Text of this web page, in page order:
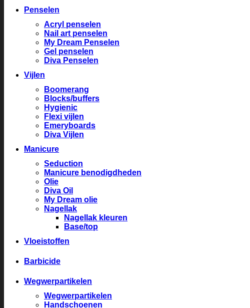
Penselen
Acryl penselen
Nail art penselen
My Dream Penselen
Gel penselen
Diva Penselen
Vijlen
Boomerang
Blocks/buffers
Hygienic
Flexi vijlen
Emeryboards
Diva Vijlen
Manicure
Seduction
Manicure benodigdheden
Olie
Diva Oil
My Dream olie
Nagellak
Nagellak kleuren
Base/top
Vloeistoffen
Barbicide
Wegwerpartikelen
Wegwerpartikelen
Handschoenen